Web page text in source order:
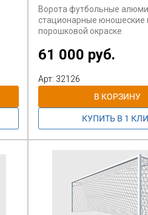
Ворота футбольные
стационарные юношеские
порошковой окраске
61 000 руб.
Арт: 32126